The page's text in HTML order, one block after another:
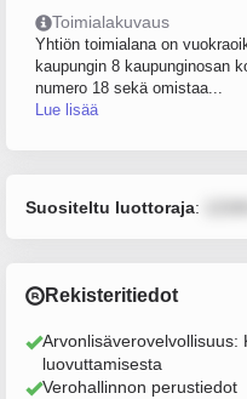
Toimialakuvaus
Yhtiön toimialana on
kaupungin 8 kaupunginosan
numero 18 sekä omistaa...
Lue lisää
Suositeltu luottoraja:
Rekisteritiedot
Arvonlisäverovelvollisuus:
luovuttamisesta
Verohallinnon perustiedot